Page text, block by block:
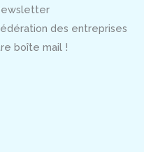
des entreprises
boîte mail !